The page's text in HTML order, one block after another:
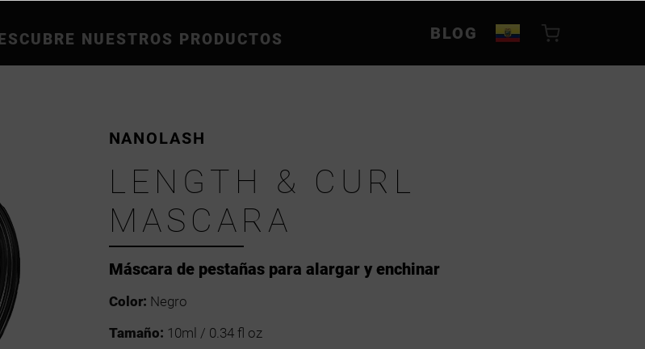
NUESTROS PRODUCTOS BLOG
Máscara de pestañas para alargar y enchinar
NANOLASH
LENGTH & CURL
MASCARA
Color: Negro
Tamaño: 10ml / 0.34 fl oz